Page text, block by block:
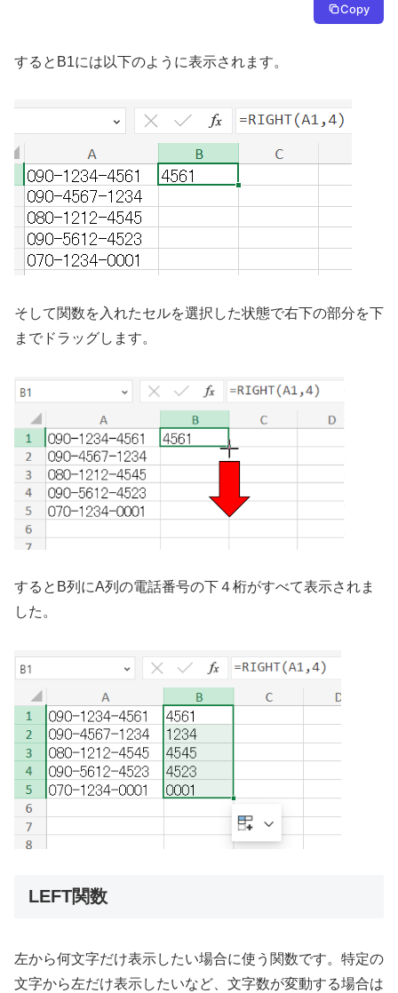
Copy
するとB1には以下のように表示されます。
そして関数を入れたセルを選択した状態で右下の部分を下
までドラッグします。
するとB列にA列の電話番号の下４桁がすべて表示されま
した。
LEFT関数
左から何文字だけ表示したい場合に使う関数です。特定の
文字から左だけ表示したいなど、文字数が変動する場合は